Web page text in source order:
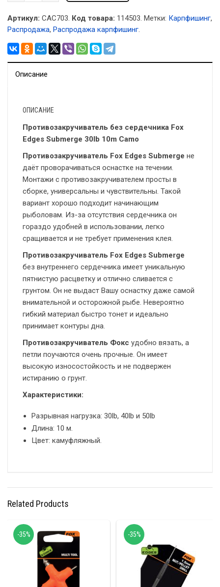
Артикул: CAC703. Код товара: 114503. Метки: Карпфишинг,
Распродажа, Распродажа карпфишинг.
Описание
ОПИСАНИЕ
Противозакручиватель без сердечника Fox
Edges Submerge 30lb 10m Camo
Противозакручиватель Fox Edges Submerge не
даёт проворачиваться оснастке на течении.
Монтажи с противозакручивателем просты в
сборке, универсальны и чувствительны. Такой
вариант хорошо подходит начинающим
рыболовам. Из-за отсутствия сердечника он
гораздо удобней в использовании, легко
сращивается и не требует применения клея.
Противозакручиватель Fox Edges Submerge
без внутреннего сердечника имеет уникальную
пятнистую расцветку и отлично сливается с
грунтом. Он не выдаст Вашу оснастку даже самой
внимательной и осторожной рыбе. Невероятно
гибкий материал быстро тонет и идеально
принимает контуры дна.
Противозакручиватель Фокс удобно вязать, а
петли поучаются очень прочные. Он имеет
высокую износостойкость и не подвержен
истиранию о грунт.
Характеристики:
Разрывная нагрузка: 30lb, 40lb и 50lb
Длина: 10 м.
Цвет: камуфляжный.
Related Products
-35% -35%